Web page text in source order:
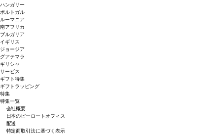
ハンガリー
ポルトガル
ルーマニア
南アフリカ
ブルガリア
イギリス
ジョージア
グアテマラ
ギリシャ
サービス
ギフト特集
ギフトラッピング
特集
特集一覧
会社概要
日本のピーロートオフィス
配送
特定商取引法に基づく表示